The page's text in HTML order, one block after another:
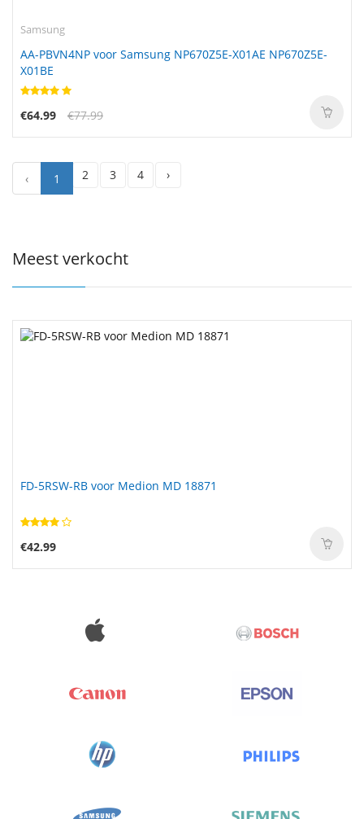
Samsung
AA-PBVN4NP voor Samsung NP670Z5E-X01AE NP670Z5E-
X01BE
€64.99 €77.99
‹ 1 2 3 4 ›
Meest verkocht
FD-5RSW-RB voor Medion MD 18871
€42.99